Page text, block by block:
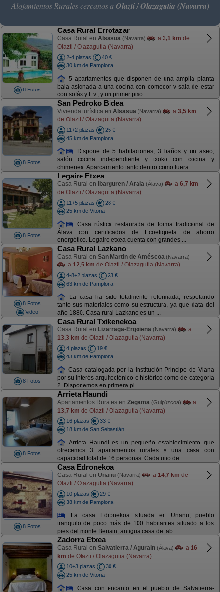
Alojamientos Rurales cercanos a Olazti / Olazagutia (Navarra)
8 Fotos
Casa Rural Errotazar
Casa Rural en Alsasua (Navarra) a 3,1 km de
Olazti / Olazagutia (Navarra)
2-4 plazas
40 €
30 km de Pamplona
5 apartamentos que disponen de una amplia planta
baja asignada a una cocina con comedor y sala de estar
con sofás y t. v., y un primer piso ...
8 Fotos
San Pedroko Bidea
Vivienda turística en Alsasua (Navarra) a 3,5 km
de Olazti / Olazagutia (Navarra)
11+2 plazas
25 €
45 km de Pamplona
Dispone de 5 habitaciones, 3 baños y un aseo,
salón cocina independiente y txoko con cocina y
chimenea. Aparcamiento tanto dentro como fuera ...
8 Fotos
Legaire Etxea
Casa Rural en Ibarguren / Araia (Álava) a 6,7 km
de Olazti / Olazagutia (Navarra)
11+5 plazas
28 €
25 km de Vitoria
Casa rústica restaurada de forma tradicional de
Álava con certificados de Ecoetiqueta de ahorro
energético. Legaire etxea cuenta con grandes ...
8 Fotos
Video
Casa Rural Lazkano
Casa Rural en San Martin de Améscoa (Navarra)
a 12,5 km de Olazti / Olazagutia (Navarra)
4-8+2 plazas
23 €
63 km de Pamplona
La casa ha sido totalmente reformada, respetando
tanto sus materiales como su estructura, ya que data del
año 1880. Casa rural Lazkano es un ...
8 Fotos
Casa Rural Txikenekoa
Casa Rural en Lizarraga-Ergoiena (Navarra)
a
13,3 km de Olazti / Olazagutia (Navarra)
4 plazas
19 €
43 km de Pamplona
Casa catalogada por la institución Principe de Viana
por su interés arquitectónico e histórico como de categoría
2. Disponemos en primera pl ...
8 Fotos
Arrieta Haundi
Apartamentos Rurales en Zegama (Guipúzcoa)
a
13,7 km de Olazti / Olazagutia (Navarra)
16 plazas
33 €
18 km de San Sebastián
Arrieta Haundi es un pequeño establecimiento que
ofrecemos 3 apartamentos rurales y una casa con
capacidad total de 16 personas. Cada uno de ...
8 Fotos
Casa Edronekoa
Casa Rural en Unanu (Navarra) a 14,7 km de
Olazti / Olazagutia (Navarra)
10 plazas
29 €
38 km de Pamplona
La casa Edronekoa situada en Unanu, pueblo
tranquilo de poco más de 100 habitantes situado a los
pies del monte Beriain, antigua casa de lab ...
Zadorra Etxea
Casa Rural en Salvatierra / Agurain (Álava) a 16
km de Olazti / Olazagutia (Navarra)
10+3 plazas
30 €
25 km de Vitoria
Casa con encanto en el pueblo de Salvatierra-